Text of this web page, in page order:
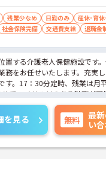
残業少なめ 日勤のみ
産休･育
社会保険完備 交通費支給 退職金
置する介護老人保健施設です
務をお任せいたします。充実
す。17：30分定時、残業は月
で、メリハリのある勤務が可
る方には、面接対策ポイントな
お話しいたしますのでお気軽
を見る 無料
最
い